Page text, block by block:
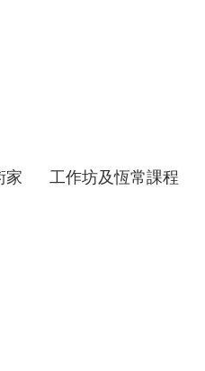
家 工作坊及恆常課程